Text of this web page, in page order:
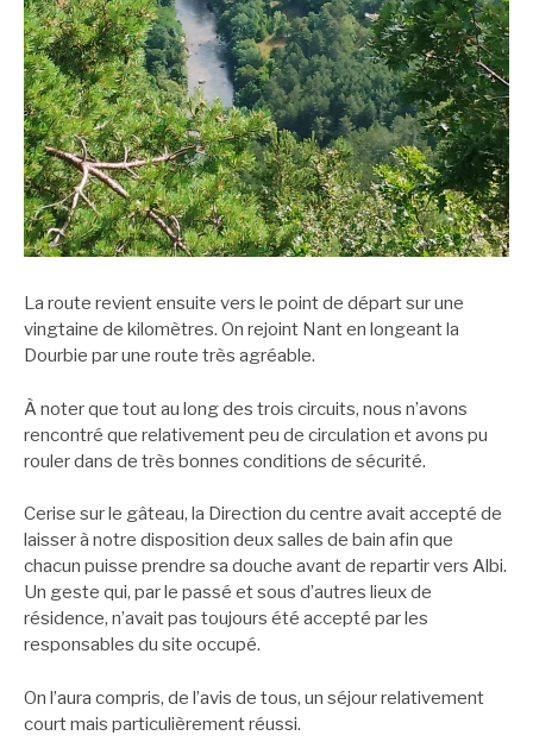
La route revient ensuite vers le point de départ sur une
vingtaine de kilomètres. On rejoint Nant en longeant la
Dourbie par une route très agréable.
À noter que tout au long des trois circuits, nous n’avons
rencontré que relativement peu de circulation et avons pu
rouler dans de très bonnes conditions de sécurité.
Cerise sur le gâteau, la Direction du centre avait accepté de
laisser à notre disposition deux salles de bain afin que
chacun puisse prendre sa douche avant de repartir vers Albi.
Un geste qui, par le passé et sous d’autres lieux de
résidence, n’avait pas toujours été accepté par les
responsables du site occupé.
On l’aura compris, de l’avis de tous, un séjour relativement
court mais particulièrement réussi.